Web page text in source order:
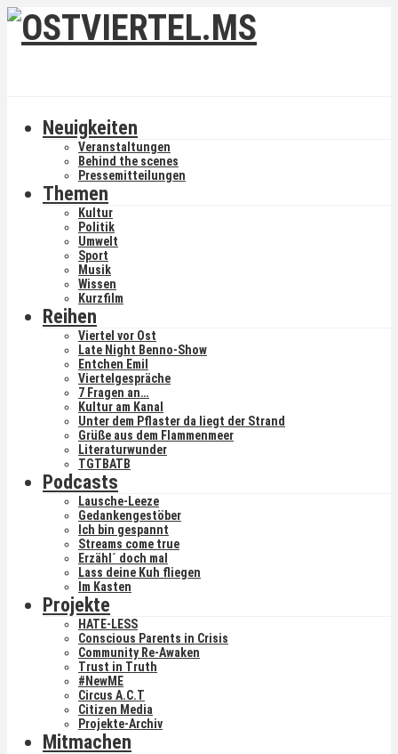
Neuigkeiten
Veranstaltungen
Behind the scenes
Pressemitteilungen
Themen
Kultur
Politik
Umwelt
Sport
Musik
Wissen
Kurzfilm
Reihen
Viertel vor Ost
Late Night Benno-Show
Entchen Emil
Viertelgespräche
7 Fragen an…
Kultur am Kanal
Unter dem Pflaster da liegt der Strand
Grüße aus dem Flammenmeer
Literaturwunder
TGTBATB
Podcasts
Lausche-Leeze
Gedankengestöber
Ich bin gespannt
Streams come true
Erzähl´ doch mal
Lass deine Kuh fliegen
Im Kasten
Projekte
HATE-LESS
Conscious Parents in Crisis
Community Re-Awaken
Trust in Truth
#NewME
Circus A.C.T
Citizen Media
Projekte-Archiv
Mitmachen